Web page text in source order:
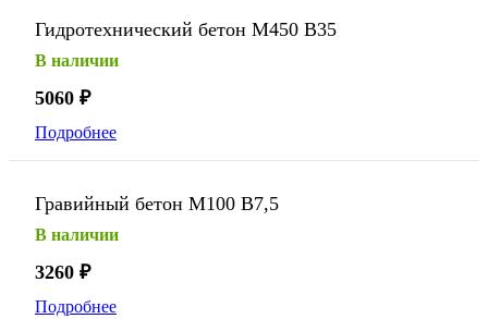
Гидротехнический бетон М450 В35
В наличии
5060 ₽
Подробнее
Гравийный бетон М100 В7,5
В наличии
3260 ₽
Подробнее